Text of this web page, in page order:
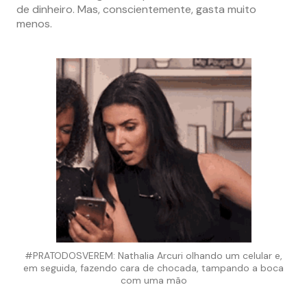
de dinheiro. Mas, conscientemente, gasta muito
menos.
#PRATODOSVEREM: Nathalia Arcuri olhando um celular e,
em seguida, fazendo cara de chocada, tampando a boca
com uma mão